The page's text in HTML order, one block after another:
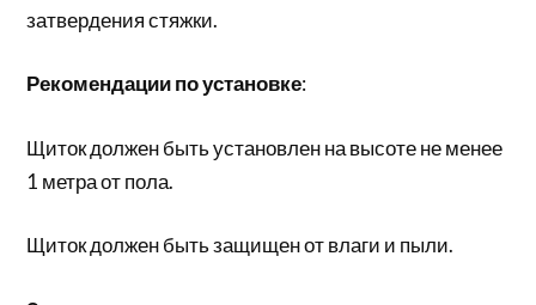
затвердения стяжки.
Рекомендации по установке:
Щиток должен быть установлен на высоте не менее
1 метра от пола.
Щиток должен быть защищен от влаги и пыли.